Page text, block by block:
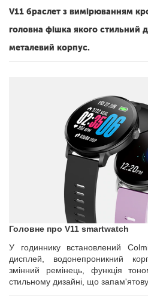
V11 браслет з вимірюванням
головна фішка якого стильний
металевий корпус.
Головне про V11 smartwatch
У годиннику встановлений
дисплей, водонепроникний
змінний ремінець, функція
стильному дизайні, що